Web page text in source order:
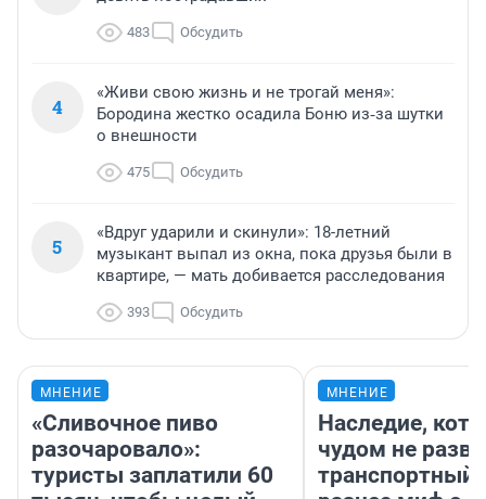
483 Обсудить
4
«Живи свою жизнь и не трогай меня»:
Бородина жестко осадила Боню из‑за шутки
о внешности
475 Обсудить
5
«Вдруг ударили и скинули»: 18-летний
музыкант выпал из окна, пока друзья были в
квартире, — мать добивается расследования
393 Обсудить
МНЕНИЕ
«Сливочное пиво
разочаровало»:
туристы заплатили 60
МНЕНИЕ
Наследие,
чудом не
транспортный